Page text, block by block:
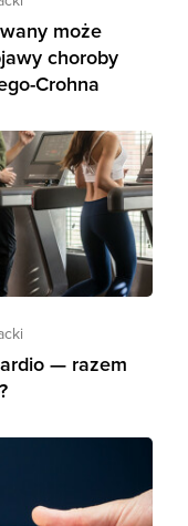
może
choroby
Crohna
— razem